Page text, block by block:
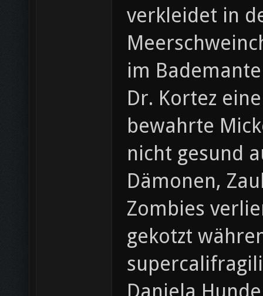
verkleidet in
im
Dr. Kortez
bewahrte
nicht gesund
Dämonen,
Zombies
gekotzt
Daniela